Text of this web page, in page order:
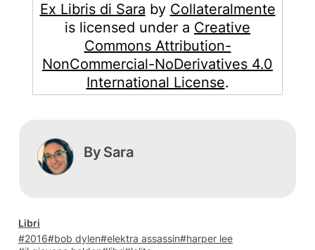
Ex Libris di Sara by Collateralmente
is licensed under a Creative
Commons Attribution-
NonCommercial-NoDerivatives 4.0
International License.
By Sara
Libri
2016 bob dylen elektra assassin harper lee